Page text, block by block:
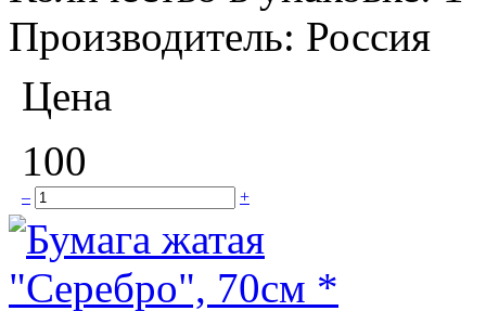
Производитель: Россия
Цена
100
– +